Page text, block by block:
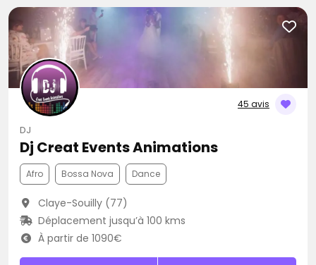
45 avis
DJ
Dj Creat Events Animations
Afro Bossa Nova Dance
Claye-Souilly (77)
Déplacement jusqu’à 100 kms
À partir de 1090€